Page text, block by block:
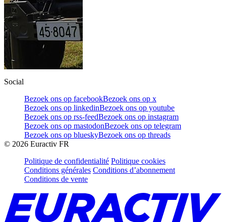
Social
Bezoek ons op facebookBezoek ons op x
Bezoek ons op linkedinBezoek ons op youtube
Bezoek ons op rss-feedBezoek ons op instagram
Bezoek ons op mastodonBezoek ons op telegram
Bezoek ons op blueskyBezoek ons op threads
© 2026 Euractiv FR
Politique de confidentialité Politique cookies
Conditions générales Conditions d’abonnement
Conditions de vente